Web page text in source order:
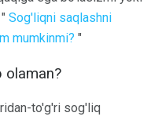
Sog'liqni saqlashni
mumkinmi? "
olaman?
to'g'ri sog'liq